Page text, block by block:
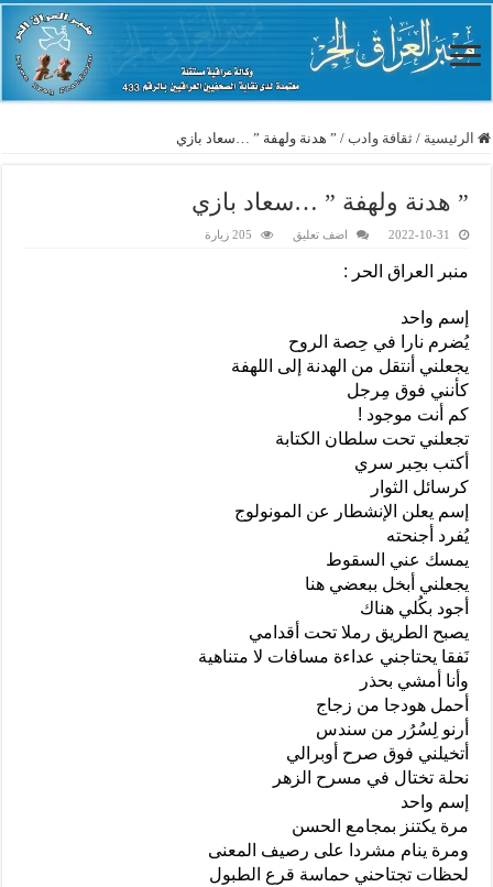
الرئيسية / ثقافة وادب / ” هدنة ولهفة ” …سعاد بازي
” هدنة ولهفة ” …سعاد بازي
2022-10-31 اضف تعليق 205 زيارة
منبر العراق الحر :
إسم واحد
يُضرم نارا في حِصة الروح
يجعلني أنتقل من الهدنة إلى اللهفة
كأنني فوق مِرجل
كم أنت موجود !
تجعلني تحت سلطان الكتابة
أكتب بحِبر سري
كرسائل الثوار
إسم يعلن الإنشطار عن المونولوج
يُفرد أجنحته
يمسك عني السقوط
يجعلني أبخل ببعضي هنا
أجود بكُلي هناك
يصبح الطريق رملا تحت أقدامي
نَفقا يحتاجني عداءة مسافات لا متناهية
وأنا أمشي بحذر
أحمل هودجا من زجاج
أرنو لِسُرُر من سندس
أتخيلني فوق صرح أوبرالي
نحلة تختال في مسرح الزهر
إسم واحد
مرة يكتنز بمجامع الحسن
ومرة ينام مشردا على رصيف المعنى
لحظات تجتاحني حماسة قرع الطبول